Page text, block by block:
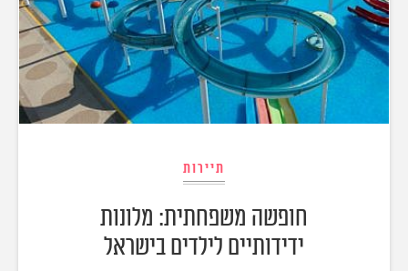
תיירות
חופשה משפחתית: מלונות
ידידותיים לילדים בישראל